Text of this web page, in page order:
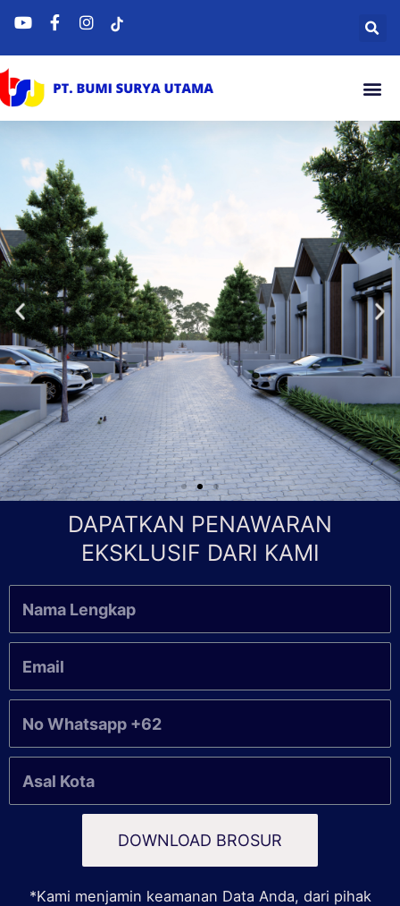
DAPATKAN PENAWARAN
EKSKLUSIF DARI KAMI
DOWNLOAD BROSUR
*Kami menjamin keamanan Data Anda, dari pihak